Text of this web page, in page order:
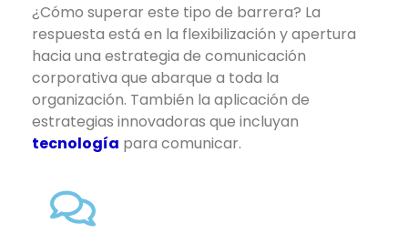
¿Cómo superar este tipo de barrera? La
respuesta está en la flexibilización y apertura
hacia una estrategia de comunicación
corporativa que abarque a toda la
organización. También la aplicación de
estrategias innovadoras que incluyan
tecnología para comunicar.